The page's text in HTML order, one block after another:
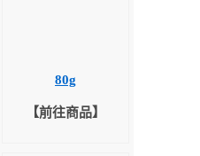
80g
【前往商品】